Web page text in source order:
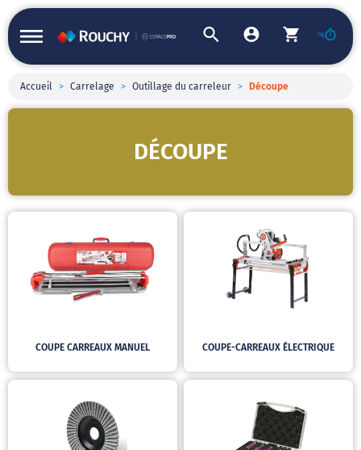
Accueil > Carrelage > Outillage du carreleur > Découpe
DÉCOUPE
COUPE CARREAUX MANUEL COUPE-CARREAUX ÉLECTRIQUE